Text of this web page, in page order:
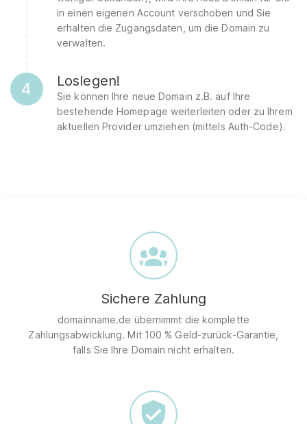
in einen eigenen Account verschoben und Sie
erhalten die Zugangsdaten, um die Domain zu
verwalten.
4 Loslegen!
Sie können Ihre neue Domain z.B. auf Ihre
bestehende Homepage weiterleiten oder zu Ihrem
aktuellen Provider umziehen (mittels Auth-Code).
Sichere Zahlung
domainname.de übernimmt die komplette
Zahlungsabwicklung. Mit 100 % Geld-zurück-Garantie,
falls Sie Ihre Domain nicht erhalten.